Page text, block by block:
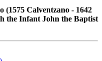
(1575 Calventzano - 1642
the Infant John the Baptist